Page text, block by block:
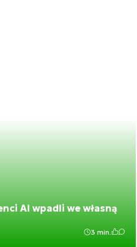
AI wpadli we własną
3 min.